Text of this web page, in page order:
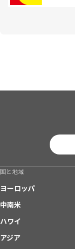
国と地域
ヨーロッパ
中南米
ハワイ
アジア